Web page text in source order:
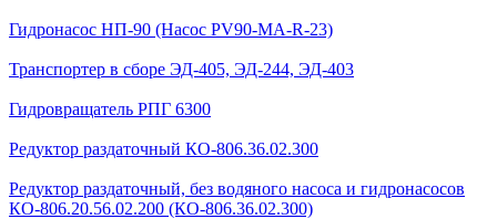
Гидронасос НП-90 (Насос PV90-MA-R-23)
Транспортер в сборе ЭД-405, ЭД-244, ЭД-403
Гидровращатель РПГ 6300
Редуктор раздаточный КО-806.36.02.300
Редуктор раздаточный, без водяного насоса и гидронасосов
КО-806.20.56.02.200 (КО-806.36.02.300)